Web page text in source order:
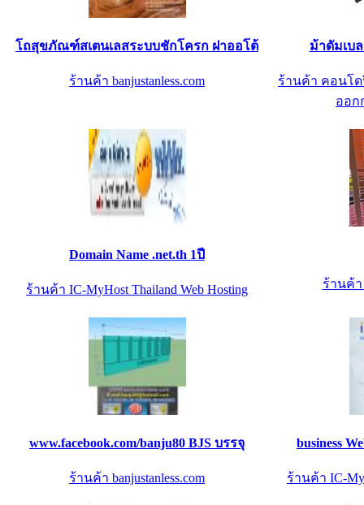
โถสุขภัณฑ์สเตนเลสระบบชักโครก ฝาออโต้
ร้านค้า banjustanless.com
ม้าดัมเบ
ร้านค้า คอนโด
ออก
Domain Name .net.th 1ปี
ร้านค้า IC-MyHost Thailand Web Hosting ร้านค้
www.facebook.com/banju80 BJS บรรจุ
ร้านค้า banjustanless.com
business
ร้านค้า IC-